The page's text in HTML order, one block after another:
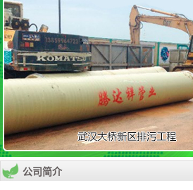
公司简介